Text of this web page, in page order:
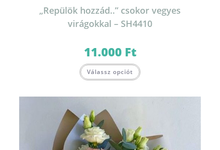
„Repülök hozzád..” csokor vegyes
virágokkal – SH4410
11.000 Ft
Válassz opciót